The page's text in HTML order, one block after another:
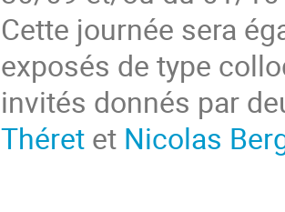
Cette journée sera
exposés de type
invités donnés par
Théret et Nicolas